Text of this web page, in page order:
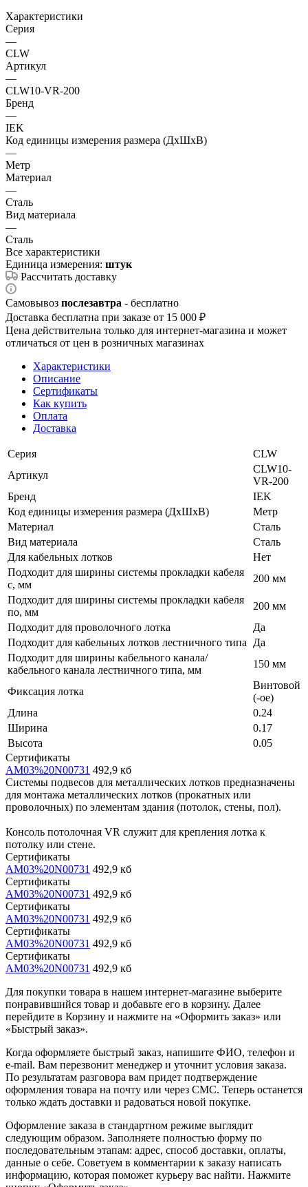
Характеристики
Серия
—
CLW
Артикул
—
CLW10-VR-200
Бренд
—
IEK
Код единицы измерения размера (ДхШхВ)
—
Метр
Материал
—
Сталь
Вид материала
—
Сталь
Все характеристики
Единица измерения: штук
Рассчитать доставку
Самовывоз послезавтра - бесплатно
Доставка бесплатна при заказе от 15 000 ₽
Цена действительна только для интернет-магазина и может
отличаться от цен в розничных магазинах
Характеристики
Описание
Сертификаты
Как купить
Оплата
Доставка
Серия
CLW
Артикул
CLW10-
VR-200
Бренд
IEK
Код единицы измерения размера (ДхШхВ)
Метр
Материал
Сталь
Вид материала
Сталь
Для кабельных лотков
Нет
Подходит для ширины системы прокладки кабеля
с, мм
200 мм
Подходит для ширины системы прокладки кабеля
по, мм
200 мм
Подходит для проволочного лотка
Да
Подходит для кабельных лотков лестничного типа
Да
Подходит для ширины кабельного канала/
кабельного канала лестничного типа, мм
150 мм
Фиксация лотка
Винтовой
(-ое)
Длина
0.24
Ширина
0.17
Высота
0.05
Сертификаты
AM03%20N00731 492,9 кб
Системы подвесов для металлических лотков предназначены
для монтажа металлических лотков (прокатных или
проволочных) по элементам здания (потолок, стены, пол).
Консоль потолочная VR служит для крепления лотка к
потолку или стене.
Сертификаты
AM03%20N00731 492,9 кб
Сертификаты
AM03%20N00731 492,9 кб
Сертификаты
AM03%20N00731 492,9 кб
Сертификаты
AM03%20N00731 492,9 кб
Сертификаты
AM03%20N00731 492,9 кб
Для покупки товара в нашем интернет-магазине выберите
понравившийся товар и добавьте его в корзину. Далее
перейдите в Корзину и нажмите на «Оформить заказ» или
«Быстрый заказ».
Когда оформляете быстрый заказ, напишите ФИО, телефон и
e-mail. Вам перезвонит менеджер и уточнит условия заказа.
По результатам разговора вам придет подтверждение
оформления товара на почту или через СМС. Теперь останется
только ждать доставки и радоваться новой покупке.
Оформление заказа в стандартном режиме выглядит
следующим образом. Заполняете полностью форму по
последовательным этапам: адрес, способ доставки, оплаты,
данные о себе. Советуем в комментарии к заказу написать
информацию, которая поможет курьеру вас найти. Нажмите